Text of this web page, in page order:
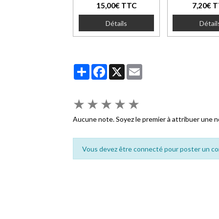
15,00€ TTC
Détails
7,20€
PartagerFacebook
X
★ ★ ★ ★ ★
Aucune note. Soyez le premier à attribuer une
Vous devez être connecté pour poster un